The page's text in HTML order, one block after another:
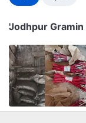
'Jodhpur